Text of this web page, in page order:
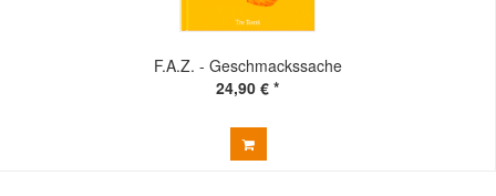
F.A.Z. - Geschmackssache
24,90 € *